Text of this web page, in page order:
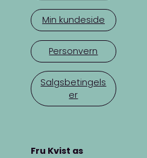
Min kundeside
Personvern
Salgsbetingels
er
Fru Kvist as